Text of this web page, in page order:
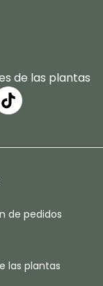
de las plantas
de pedidos
las plantas